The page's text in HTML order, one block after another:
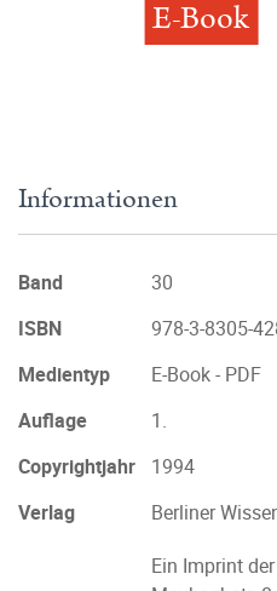
E-Book
Informationen
Band
30
ISBN
978-3-8305-
Medientyp
E-Book - PDF
Auflage
1.
Copyrightjahr
1994
Verlag
Berliner
Ein Imprint